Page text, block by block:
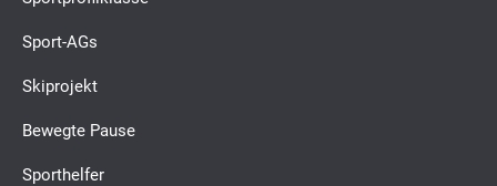
Sport-AGs
Skiprojekt
Bewegte Pause
Sporthelfer